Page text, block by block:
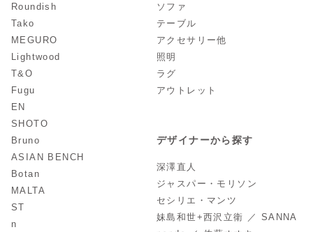
Roundish
Tako
MEGURO
Lightwood
T&O
Fugu
EN
SHOTO
Bruno
ASIAN BENCH
Botan
MALTA
ST
n
ソファ
テーブル
アクセサリー他
照明
ラグ
アウトレット
デザイナーから探す
深澤直人
ジャスパー・モリソン
セシリエ・マンツ
妹島和世+西沢立衛 ／ SANNA